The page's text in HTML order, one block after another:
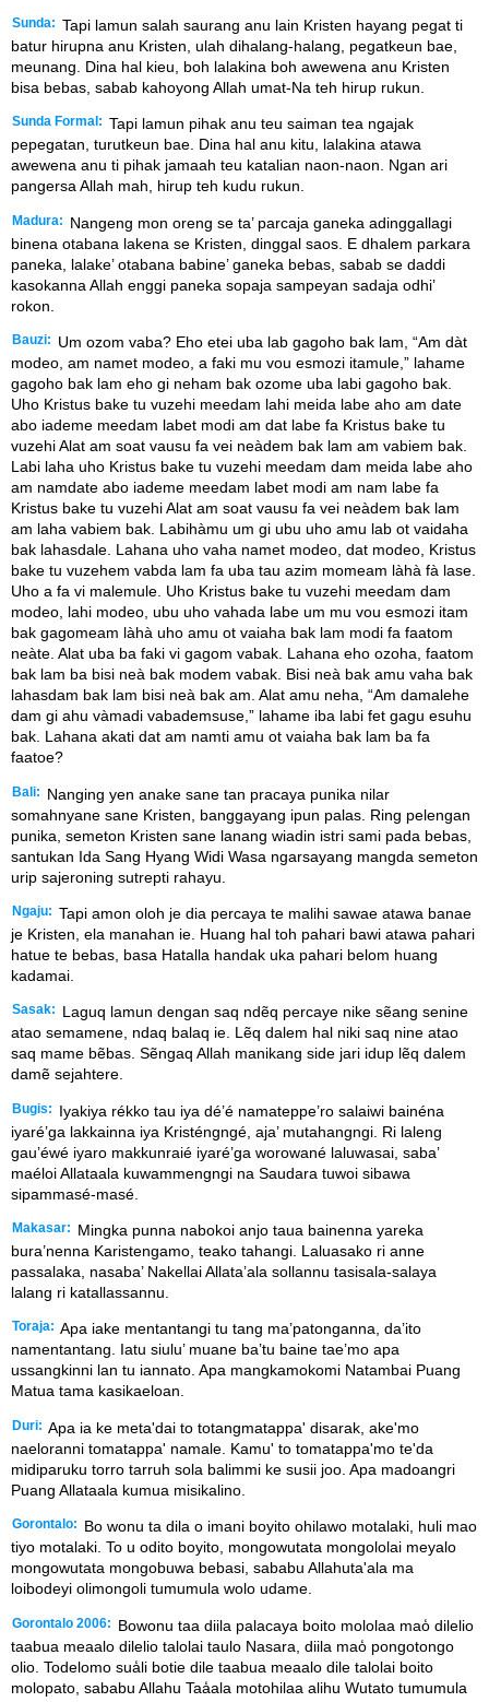
Sunda: Tapi lamun salah saurang anu lain Kristen hayang pegat ti
batur hirupna anu Kristen, ulah dihalang-halang, pegatkeun bae,
meunang. Dina hal kieu, boh lalakina boh awewena anu Kristen
bisa bebas, sabab kahoyong Allah umat-Na teh hirup rukun.
Sunda Formal: Tapi lamun pihak anu teu saiman tea ngajak
pepegatan, turutkeun bae. Dina hal anu kitu, lalakina atawa
awewena anu ti pihak jamaah teu katalian naon-naon. Ngan ari
pangersa Allah mah, hirup teh kudu rukun.
Madura:
Nangeng mon oreng se ta’ parcaja ganeka adinggallagi
binena otabana lakena se Kristen, dinggal saos. E dhalem parkara
paneka, lalake’ otabana babine’ ganeka bebas, sabab se daddi
kasokanna Allah enggi paneka sopaja sampeyan sadaja odhi’
rokon.
Bauzi:
Um ozom vaba? Eho etei uba lab gagoho bak lam, “Am dàt
modeo, am namet modeo, a faki mu vou esmozi itamule,” lahame
gagoho bak lam eho gi neham bak ozome uba labi gagoho bak.
Uho Kristus bake tu vuzehi meedam lahi meida labe aho am date
abo iademe meedam labet modi am dat labe fa Kristus bake tu
vuzehi Alat am soat vausu fa vei neàdem bak lam am vabiem bak.
Labi laha uho Kristus bake tu vuzehi meedam dam meida labe aho
am namdate abo iademe meedam labet modi am nam labe fa
Kristus bake tu vuzehi Alat am soat vausu fa vei neàdem bak lam
am laha vabiem bak. Labihàmu um gi ubu uho amu lab ot vaidaha
bak lahasdale. Lahana uho vaha namet modeo, dat modeo, Kristus
bake tu vuzehem vabda lam fa uba tau azim momeam làhà fà lase.
Uho a fa vi malemule. Uho Kristus bake tu vuzehi meedam dam
modeo, lahi modeo, ubu uho vahada labe um mu vou esmozi itam
bak gagomeam làhà uho amu ot vaiaha bak lam modi fa faatom
neàte. Alat uba ba faki vi gagom vabak. Lahana eho ozoha, faatom
bak lam ba bisi neà bak modem vabak. Bisi neà bak amu vaha bak
lahasdam bak lam bisi neà bak am. Alat amu neha, “Am damalehe
dam gi ahu vàmadi vabademsuse,” lahame iba labi fet gagu esuhu
bak. Lahana akati dat am namti amu ot vaiaha bak lam ba fa
faatoe?
Bali:
Nanging yen anake sane tan pracaya punika nilar
somahnyane sane Kristen, banggayang ipun palas. Ring pelengan
punika, semeton Kristen sane lanang wiadin istri sami pada bebas,
santukan Ida Sang Hyang Widi Wasa ngarsayang mangda semeton
urip sajeroning sutrepti rahayu.
Ngaju: Tapi amon oloh je dia percaya te malihi sawae atawa banae
je Kristen, ela manahan ie. Huang hal toh pahari bawi atawa pahari
hatue te bebas, basa Hatalla handak uka pahari belom huang
kadamai.
Sasak:
Laguq lamun dengan saq ndẽq percaye nike sẽang senine
atao semamene, ndaq balaq ie. Lẽq dalem hal niki saq nine atao
saq mame bẽbas. Sẽngaq Allah manikang side jari idup lẽq dalem
damẽ sejahtere.
Bugis:
Iyakiya rékko tau iya dé’é namateppe’ro salaiwi bainéna
iyaré’ga lakkainna iya Kristéngngé, aja’ mutahangngi. Ri laleng
gau’éwé iyaro makkunraié iyaré’ga worowané laluwasai, saba’
maéloi Allataala kuwammengngi na Saudara tuwoi sibawa
sipammasé-masé.
Makasar:
Mingka punna nabokoi anjo taua bainenna yareka
bura’nenna Karistengamo, teako tahangi. Laluasako ri anne
passalaka, nasaba’ Nakellai Allata’ala sollannu tasisala-salaya
lalang ri katallassannu.
Toraja: Apa iake mentantangi tu tang ma’patonganna, da’ito
namentantang. Iatu siulu’ muane ba’tu baine tae’mo apa
ussangkinni lan tu iannato. Apa mangkamokomi Natambai Puang
Matua tama kasikaeloan.
Duri: Apa ia ke meta'dai to totangmatappa' disarak, ake'mo
naeloranni tomatappa' namale. Kamu' to tomatappa'mo te'da
midiparuku torro tarruh sola balimmi ke susii joo. Apa madoangri
Puang Allataala kumua misikalino.
Gorontalo:
Bo wonu ta dila o imani boyito ohilawo motalaki, huli mao
tiyo motalaki. To u odito boyito, mongowutata mongololai meyalo
mongowutata mongobuwa bebasi, sababu Allahuta'ala ma
loibodeyi olimongoli tumumula wolo udame.
Gorontalo 2006:
Bowonu taa diila palacaya boito mololaa mao̒ dilelio
taabua meaalo dilelio talolai taulo Nasara, diila mao̒ pongotongo
olio. Todelomo sua̒li botie dile taabua meaalo dile talolai boito
molopato, sababu Allahu Taa̒ala motohilaa alihu Wutato tumumula